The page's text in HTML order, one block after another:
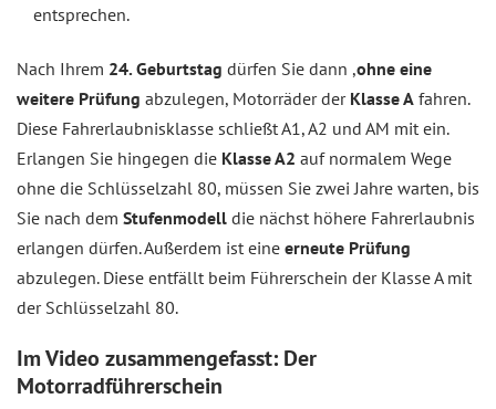
entsprechen.
Nach Ihrem 24. Geburtstag dürfen Sie dann ,ohne eine
weitere Prüfung abzulegen, Motorräder der Klasse A fahren.
Diese Fahrerlaubnisklasse schließt A1, A2 und AM mit ein.
Erlangen Sie hingegen die Klasse A2 auf normalem Wege
ohne die Schlüsselzahl 80, müssen Sie zwei Jahre warten, bis
Sie nach dem Stufenmodell die nächst höhere Fahrerlaubnis
erlangen dürfen. Außerdem ist eine erneute Prüfung
abzulegen. Diese entfällt beim Führerschein der Klasse A mit
der Schlüsselzahl 80.
Im Video zusammengefasst: Der
Motorradführerschein